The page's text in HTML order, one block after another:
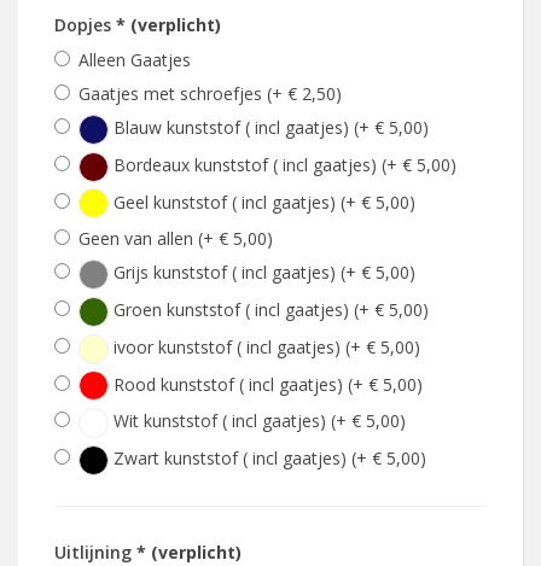
Dopjes * (verplicht)
Alleen Gaatjes
Gaatjes met schroefjes (+ € 2,50)
Blauw kunststof ( incl gaatjes) (+ € 5,00)
Bordeaux kunststof ( incl gaatjes) (+ € 5,00)
Geel kunststof ( incl gaatjes) (+ € 5,00)
Geen van allen (+ € 5,00)
Grijs kunststof ( incl gaatjes) (+ € 5,00)
Groen kunststof ( incl gaatjes) (+ € 5,00)
ivoor kunststof ( incl gaatjes) (+ € 5,00)
Rood kunststof ( incl gaatjes) (+ € 5,00)
Wit kunststof ( incl gaatjes) (+ € 5,00)
Zwart kunststof ( incl gaatjes) (+ € 5,00)
Uitlijning * (verplicht)